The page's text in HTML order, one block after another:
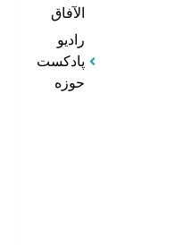
الآفاق
رادیو
پادکست
حوزه